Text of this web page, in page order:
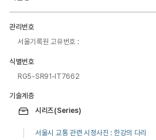
관리번호
서울기록원 고유번호 :
식별번호
RG5-SR91-IT7662
기술계층
시리즈(Series)
서울시 교통 관련 시정사진 : 한강의 다리